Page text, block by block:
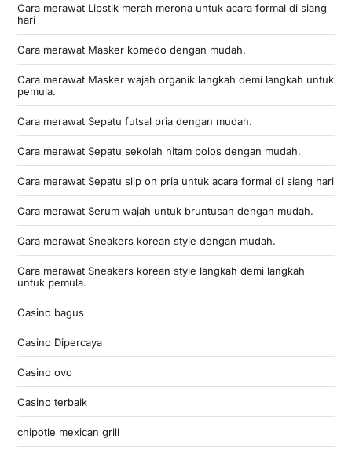
Cara merawat Lipstik merah merona untuk acara formal di siang
hari
Cara merawat Masker komedo dengan mudah.
Cara merawat Masker wajah organik langkah demi langkah untuk
pemula.
Cara merawat Sepatu futsal pria dengan mudah.
Cara merawat Sepatu sekolah hitam polos dengan mudah.
Cara merawat Sepatu slip on pria untuk acara formal di siang hari
Cara merawat Serum wajah untuk bruntusan dengan mudah.
Cara merawat Sneakers korean style dengan mudah.
Cara merawat Sneakers korean style langkah demi langkah
untuk pemula.
Casino bagus
Casino Dipercaya
Casino ovo
Casino terbaik
chipotle mexican grill